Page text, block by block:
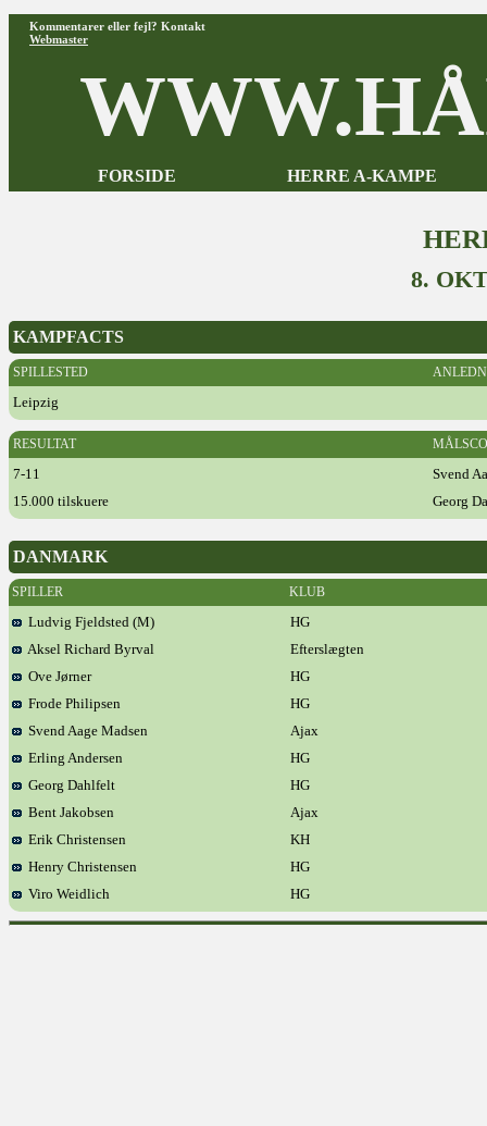
Kommentarer eller fejl? Kontakt
Webmaster
FORSIDE HERRE A-KAMPE
8.
KAMPFACTS
SPILLESTED
Leipzig
RESULTAT
7-11
Svend
15.000 tilskuere
Georg
DANMARK
SPILLER KLUB
Ludvig Fjeldsted (M)
HG
Aksel Richard Byrval
Efterslægten
Ove Jørner
HG
Frode Philipsen
HG
Svend Aage Madsen
Ajax
Erling Andersen
HG
Georg Dahlfelt
HG
Bent Jakobsen
Ajax
Erik Christensen
KH
Henry Christensen
HG
Viro Weidlich
HG